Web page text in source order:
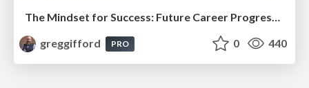
The Mindset for Success: Future Career Progression
greggifford
PRO 0 440